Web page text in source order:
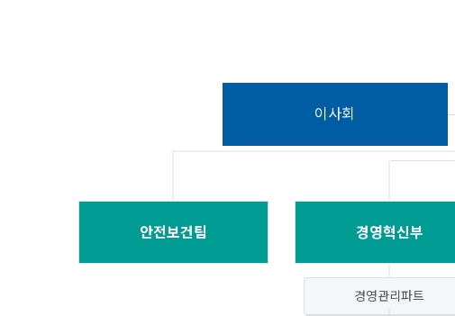
이사회
안전보건팀 경영혁신부
경영관리파트